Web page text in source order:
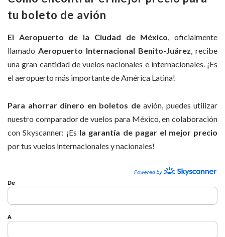
tu boleto de avión
El Aeropuerto de la Ciudad de México, oficialmente
llamado Aeropuerto Internacional Benito-Juárez, recibe
una gran cantidad de vuelos nacionales e internacionales. ¡Es
el aeropuerto más importante de América Latina!
Para ahorrar dinero en boletos deavión, puedes utilizar
nuestro comparador de vuelos para México, en colaboración
con Skyscanner: ¡Es la garantía de pagar el mejor precio
por tus vuelos internacionales y nacionales!